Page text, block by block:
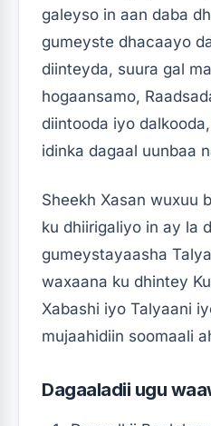
galeyso in aan daba
gumeyste dhacaayo
diinteyda, suura gal
hogaansamo,
diintooda iyo
idinka dagaal uunbaa
Sheekh Xasan wuxuu
ku dhiirigaliyo in ay la
gumeystayaasha
waxaana ku dhintey
Xabashi iyo Talyaani
mujaahidiin soomaali
Dagaaladii ugu